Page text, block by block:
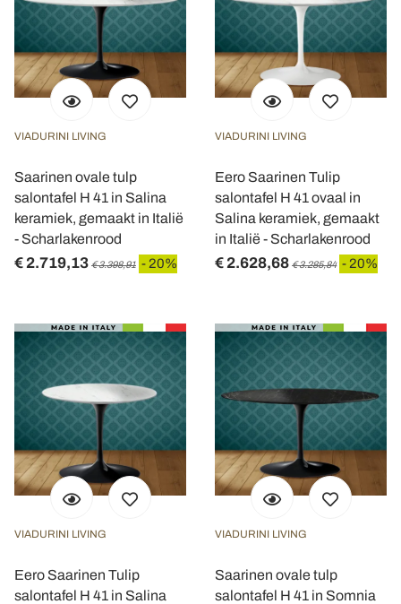
VIADURINI LIVING
Saarinen ovale tulp
salontafel H 41 in Salina
keramiek, gemaakt in Italië
- Scharlakenrood
€ 2.719,13 € 3.398,91 - 20%
VIADURINI LIVING
Eero Saarinen Tulip
salontafel H 41 ovaal in
Salina keramiek, gemaakt
in Italië - Scharlakenrood
€ 2.628,68 € 3.285,84 - 20%
VIADURINI LIVING
Eero Saarinen Tulip
salontafel H 41 in Salina
VIADURINI LIVING
Saarinen ovale tulp
salontafel H 41 in Somnia